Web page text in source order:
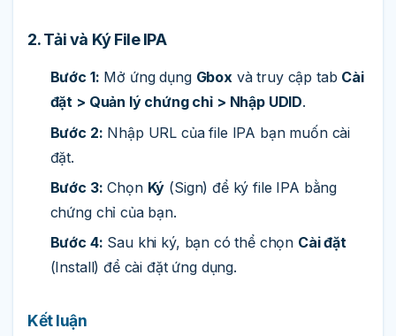
2. Tải và Ký File IPA
Bước 1: Mở ứng dụng Gboxvà truy cập tab Cài
đặt > Quản lý chứng chỉ > Nhập UDID.
Bước 2: Nhập URL của file IPA bạn muốn cài
đặt.
Bước 3: Chọn Ký (Sign) để ký file IPA bằng
chứng chỉ của bạn.
Bước 4: Sau khi ký, bạn có thể chọn Cài đặt
(Install) để cài đặt ứng dụng.
Kết luận